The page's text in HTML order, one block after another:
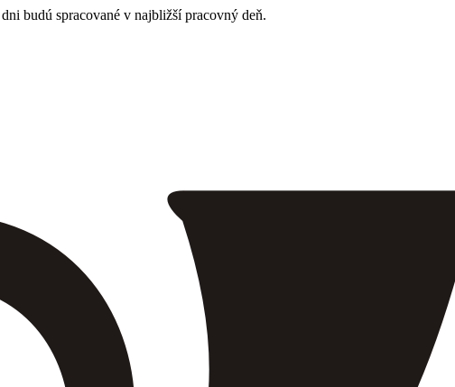
budú spracované v najbližší pracovný deň.